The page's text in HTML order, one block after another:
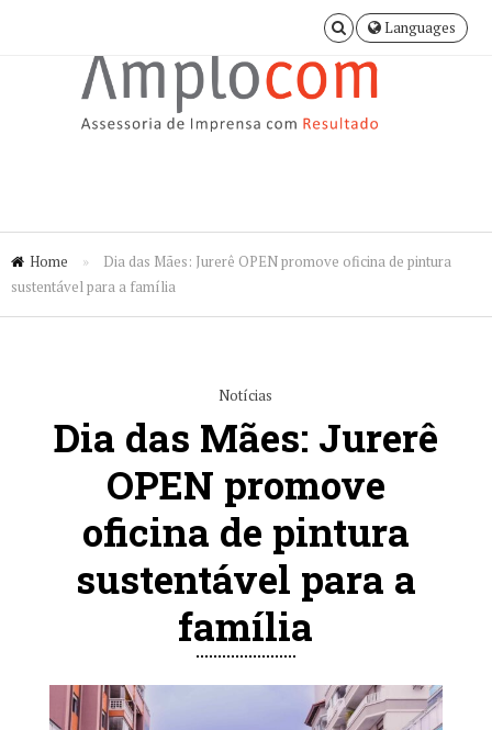
Languages
Home »
Dia das Mães: Jurerê OPEN promove oficina de pintura
sustentável para a família
Notícias
Dia das Mães: Jurerê
OPEN promove
oficina de pintura
sustentável para a
família